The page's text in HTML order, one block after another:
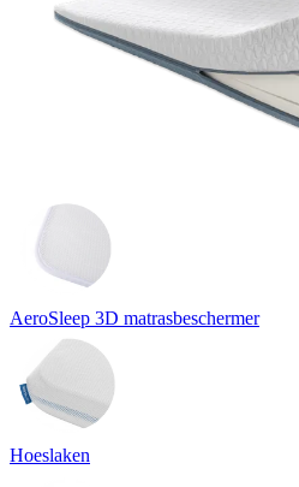
AeroSleep 3D matrasbeschermer
Hoeslaken